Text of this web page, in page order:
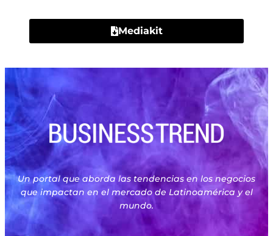
Mediakit
Un portal que aborda las tendencias en los negocios
que impactan en el mercado de Latinoamérica y el
mundo.